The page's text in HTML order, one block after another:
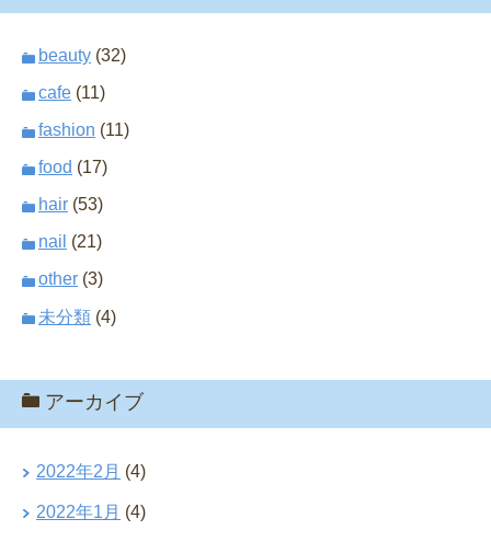
beauty (32)
cafe (11)
fashion (11)
food (17)
hair (53)
nail (21)
other (3)
未分類 (4)
アーカイブ
2022年2月 (4)
2022年1月 (4)